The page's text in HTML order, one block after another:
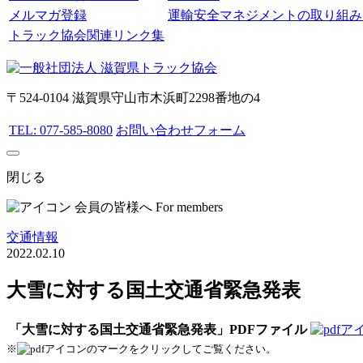
メルマガ登録
運輸安全マネジメントの取り組
トラック協会関連リンク集
〒524-0104 滋賀県守山市木浜町2298番地の4
TEL: 077-585-8080 お問い合わせフォーム
閉じる
会員の皆様へ For members
交通情報
2022.02.10
大雪に対する国土交通省緊急発表
「大雪に対する国土交通省緊急発表」PDFファイル
※ のマークをクリックしてご覧ください。